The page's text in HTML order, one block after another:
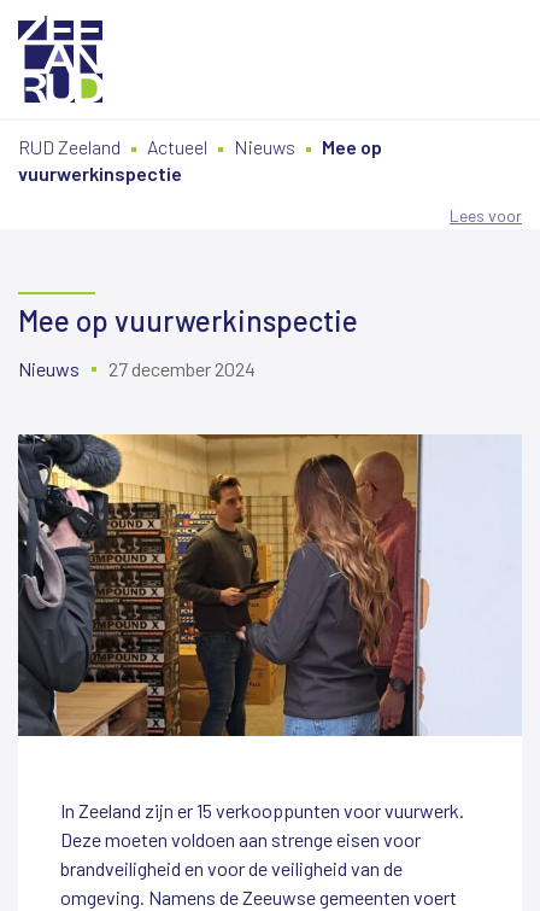
naar
naarRUD Zeeland Actueel Nieuws
Mee op
vuurwerkinspectie
Lees voor
Mee op vuurwerkinspectie
Nieuws 27 december 2024
In Zeeland zijn er 15 verkooppunten voor vuurwerk.
Deze moeten voldoen aan strenge eisen voor
brandveiligheid en voor de veiligheid van de
omgeving. Namens de Zeeuwse gemeenten voert